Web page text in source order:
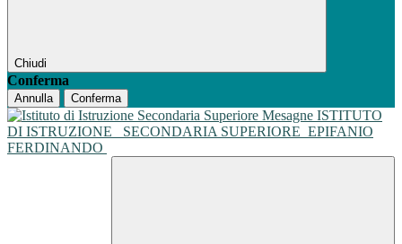
Chiudi
Conferma
Annulla Conferma
ISTITUTO
DI ISTRUZIONE
SECONDARIA SUPERIORE EPIFANIO
FERDINANDO